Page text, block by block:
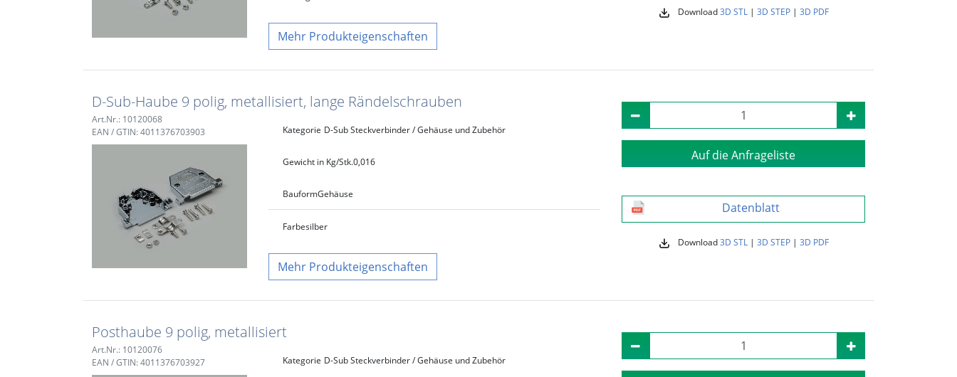
Produkteigenschaften
Download3D STL| 3D STEP| 3D PDF
D-Sub-Haube 9 polig, metallisiert, lange Rändelschrauben
Art.Nr.: 10120068
EAN / GTIN: 4011376703903
Kategorie D-Sub Steckverbinder / Gehäuse und Zubehör
Gewicht in Kg/Stk.0,016
BauformGehäuse
Farbesilber
Produkteigenschaften
Auf die Anfrageliste
Datenblatt
Download3D STL| 3D STEP| 3D PDF
Posthaube 9 polig, metallisiert
Art.Nr.: 10120076
EAN / GTIN: 4011376703927
Kategorie D-Sub Steckverbinder / Gehäuse und Zubehör